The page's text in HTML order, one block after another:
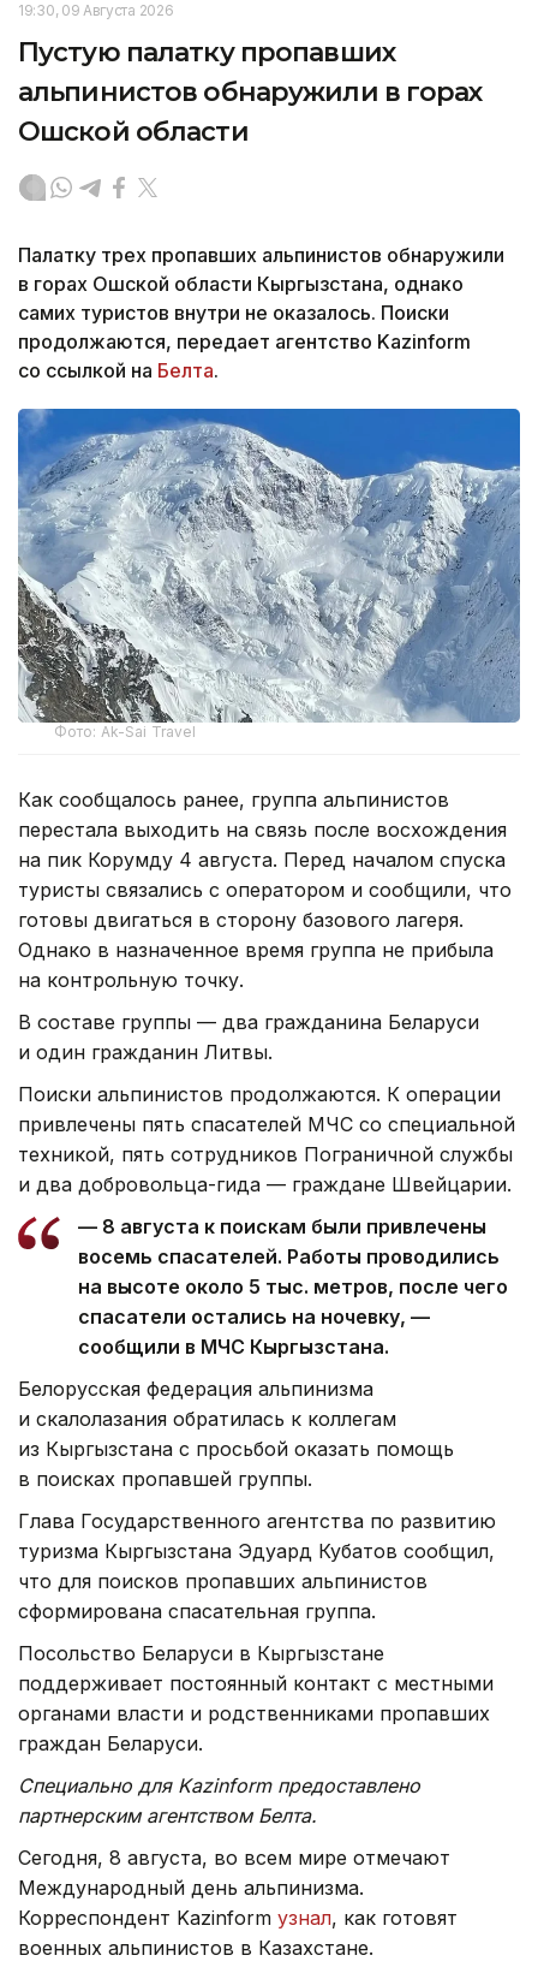
19:30, 09 Августа 2026
Пустую палатку пропавших
альпинистов обнаружили в горах
Ошской области
Палатку трех пропавших альпинистов обнаружили
в горах Ошской области Кыргызстана, однако
самих туристов внутри не оказалось. Поиски
продолжаются, передает агентство Kazinform
со ссылкой на Белта.
Фото: Ak-Sai Travel
Как сообщалось ранее, группа альпинистов
перестала выходить на связь после восхождения
на пик Корумду 4 августа. Перед началом спуска
туристы связались с оператором и сообщили, что
готовы двигаться в сторону базового лагеря.
Однако в назначенное время группа не прибыла
на контрольную точку.
В составе группы — два гражданина Беларуси
и один гражданин Литвы.
Поиски альпинистов продолжаются. К операции
привлечены пять спасателей МЧС со специальной
техникой, пять сотрудников Пограничной службы
и два добровольца-гида — граждане Швейцарии.
— 8 августа к поискам были привлечены
восемь спасателей. Работы проводились
на высоте около 5 тыс. метров, после чего
спасатели остались на ночевку, —
сообщили в МЧС Кыргызстана.
Белорусская федерация альпинизма
и скалолазания обратилась к коллегам
из Кыргызстана с просьбой оказать помощь
в поисках пропавшей группы.
Глава Государственного агентства по развитию
туризма Кыргызстана Эдуард Кубатов сообщил,
что для поисков пропавших альпинистов
сформирована спасательная группа.
Посольство Беларуси в Кыргызстане
поддерживает постоянный контакт с местными
органами власти и родственниками пропавших
граждан Беларуси.
Специально для Kazinform предоставлено
партнерским агентством Белта.
Сегодня, 8 августа, во всем мире отмечают
Международный день альпинизма.
Корреспондент Kazinform узнал, как готовят
военных альпинистов в Казахстане.